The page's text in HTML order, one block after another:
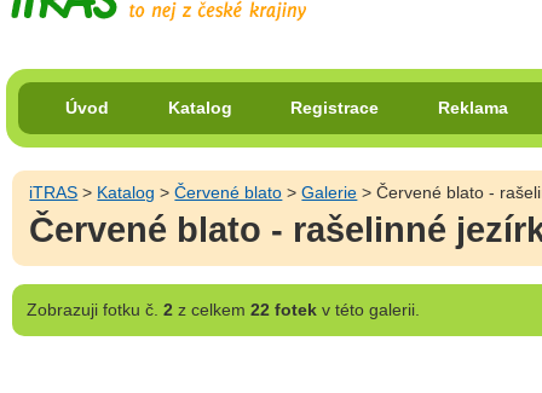
Úvod Katalog Registrace Reklama
iTRAS > Katalog >Červené blato >Galerie > Červené blato -
Červené blato - rašelinné
Zobrazujifotku č. 2 z celkem 22 fotekv této galerii.